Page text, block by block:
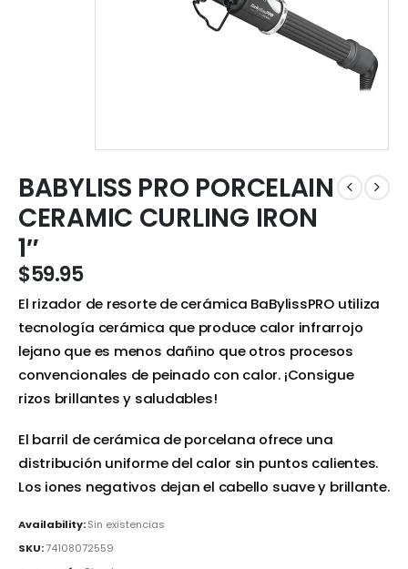
BABYLISS PRO PORCELAIN
CERAMIC CURLING IRON
1″
$59.95
El rizador de resorte de cerámica BaBylissPRO utiliza
tecnología cerámica que produce calor infrarrojo
lejano que es menos dañino que otros procesos
convencionales de peinado con calor. ¡Consigue
rizos brillantes y saludables!
El barril de cerámica de porcelana ofrece una
distribución uniforme del calor sin puntos calientes.
Los iones negativos dejan el cabello suave y brillante.
Availability:Sin existencias
SKU:74108072559